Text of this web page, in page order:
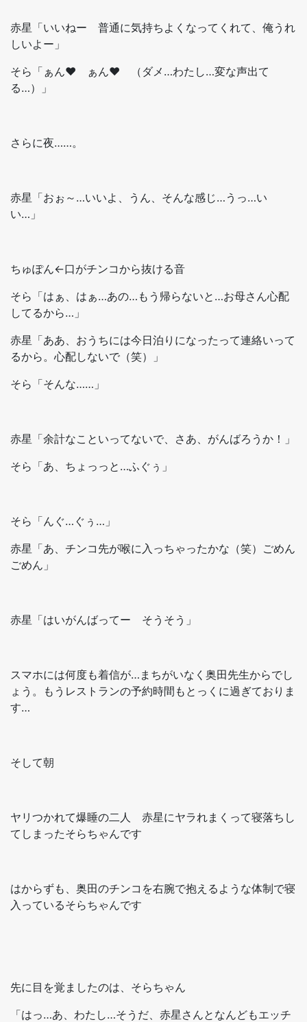
赤星「いいねー 普通に気持ちよくなってくれて、俺うれ
しいよー」
そら「ぁん♥ ぁん♥ （ダメ…わたし…変な声出て
る…）」
さらに夜……。
赤星「おぉ～…いいよ、うん、そんな感じ…うっ…い
い…」
ちゅぽん←口がチンコから抜ける音
そら「はぁ、はぁ…あの…もう帰らないと…お母さん心配
してるから…」
赤星「ああ、おうちには今日泊りになったって連絡いって
るから。心配しないで（笑）」
そら「そんな……」
赤星「余計なこといってないで、さあ、がんばろうか！」
そら「あ、ちょっっと…ふぐぅ」
そら「んぐ…ぐぅ…」
赤星「あ、チンコ先が喉に入っちゃったかな（笑）ごめん
ごめん」
赤星「はいがんばってー そうそう」
スマホには何度も着信が…まちがいなく奥田先生からでし
ょう。もうレストランの予約時間もとっくに過ぎておりま
す…
そして朝
ヤリつかれて爆睡の二人 赤星にヤラれまくって寝落ちし
てしまったそらちゃんです
はからずも、奥田のチンコを右腕で抱えるような体制で寝
入っているそらちゃんです
先に目を覚ましたのは、そらちゃん
「はっ…あ、わたし…そうだ、赤星さんとなんどもエッチ